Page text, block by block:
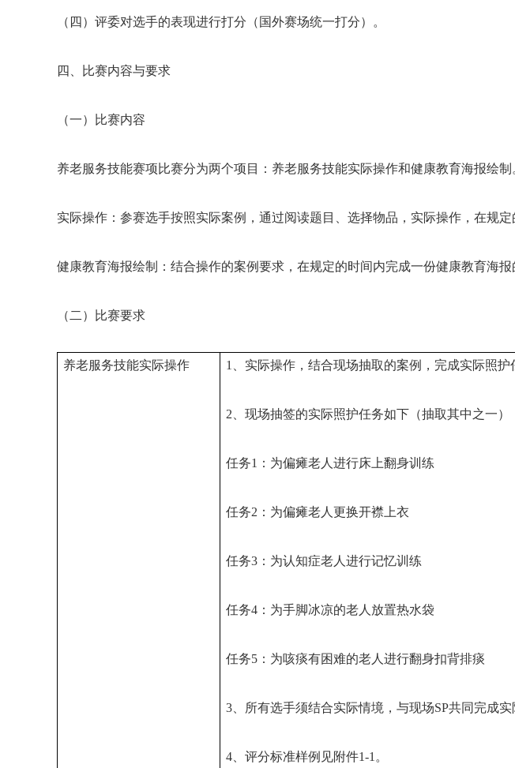
（四）评委对选手的表现进行打分（国外赛场统一打分）。
四、比赛内容与要求
（一）比赛内容
养老服务技能赛项比赛分为两个项目：养老服务技能实际操作和健康教育海报绘制
实际操作：参赛选手按照实际案例，通过阅读题目、选择物品，实际操作，在规
健康教育海报绘制：结合操作的案例要求，在规定的时间内完成一份健康教育海报
（二）比赛要求
养老服务技能实际操作 1、实际操作，结合现场抽取的案例，完成实际照
2、现场抽签的实际照护任务如下（抽取其中之一）
任务1：为偏瘫老人进行床上翻身训练
任务2：为偏瘫老人更换开襟上衣
任务3：为认知症老人进行记忆训练
任务4：为手脚冰凉的老人放置热水袋
任务5：为咳痰有困难的老人进行翻身扣背排痰
3、所有选手须结合实际情境，与现场SP共同完成实
4、评分标准样例见附件1-1。